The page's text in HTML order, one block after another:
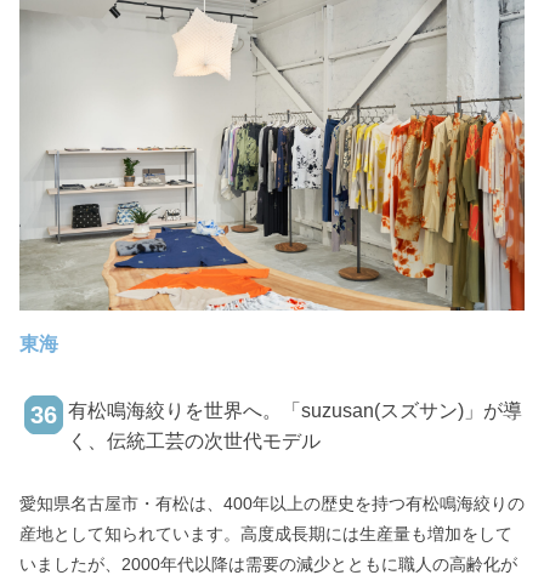
東海
36 有松鳴海絞りを世界へ。「suzusan(スズサン)」が導
く、伝統工芸の次世代モデル
愛知県名古屋市・有松は、400年以上の歴史を持つ有松鳴海絞りの
産地として知られています。高度成長期には生産量も増加をして
いましたが、2000年代以降は需要の減少とともに職人の高齢化が